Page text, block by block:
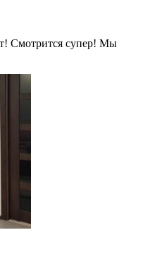
Смотрится супер! Мы